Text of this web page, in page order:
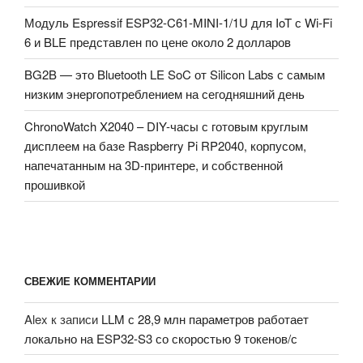
Модуль Espressif ESP32-C61-MINI-1/1U для IoT с Wi-Fi
6 и BLE представлен по цене около 2 долларов
BG2B — это Bluetooth LE SoC от Silicon Labs с самым
низким энергопотреблением на сегодняшний день
ChronoWatch X2040 – DIY-часы с готовым круглым
дисплеем на базе Raspberry Pi RP2040, корпусом,
напечатанным на 3D-принтере, и собственной
прошивкой
СВЕЖИЕ КОММЕНТАРИИ
Alex к записи LLM с 28,9 млн параметров работает
локально на ESP32-S3 со скоростью 9 токенов/с